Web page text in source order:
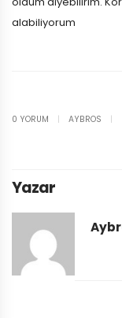
alabiliyorum
0 YORUM AYBROS
Yazar